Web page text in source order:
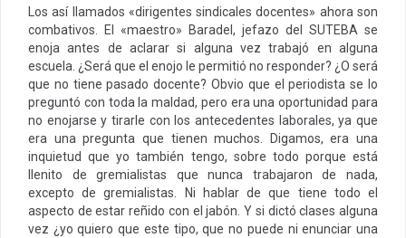
Los así llamados «dirigentes sindicales docentes» ahora son
combativos. El «maestro» Baradel, jefazo del SUTEBA se
enoja antes de aclarar si alguna vez trabajó en alguna
escuela. ¿Será que el enojo le permitió no responder? ¿O será
que no tiene pasado docente? Obvio que el periodista se lo
preguntó con toda la maldad, pero era una oportunidad para
no enojarse y tirarle con los antecedentes laborales, ya que
era una pregunta que tienen muchos. Digamos, era una
inquietud que yo también tengo, sobre todo porque está
llenito de gremialistas que nunca trabajaron de nada,
excepto de gremialistas. Ni hablar de que tiene todo el
aspecto de estar reñido con el jabón. Y si dictó clases alguna
vez ¿yo quiero que este tipo, que no puede ni enunciar una